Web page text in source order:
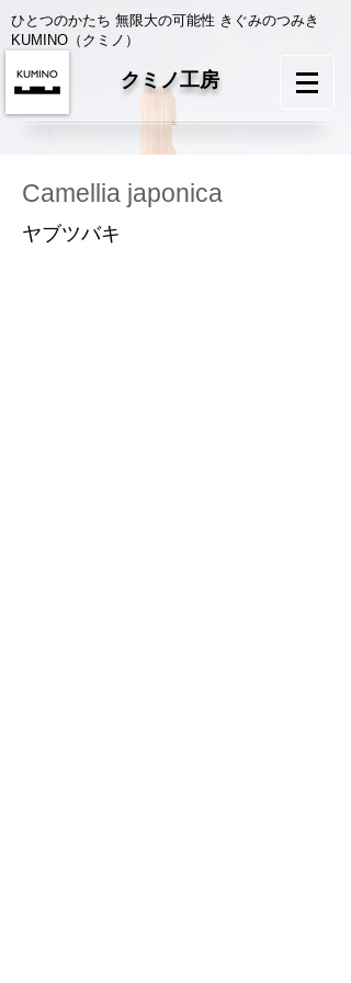
ひとつのかたち 無限大の可能性 きぐみのつみき
KUMINO（クミノ）
クミノ工房
Camellia japonica
ヤブツバキ